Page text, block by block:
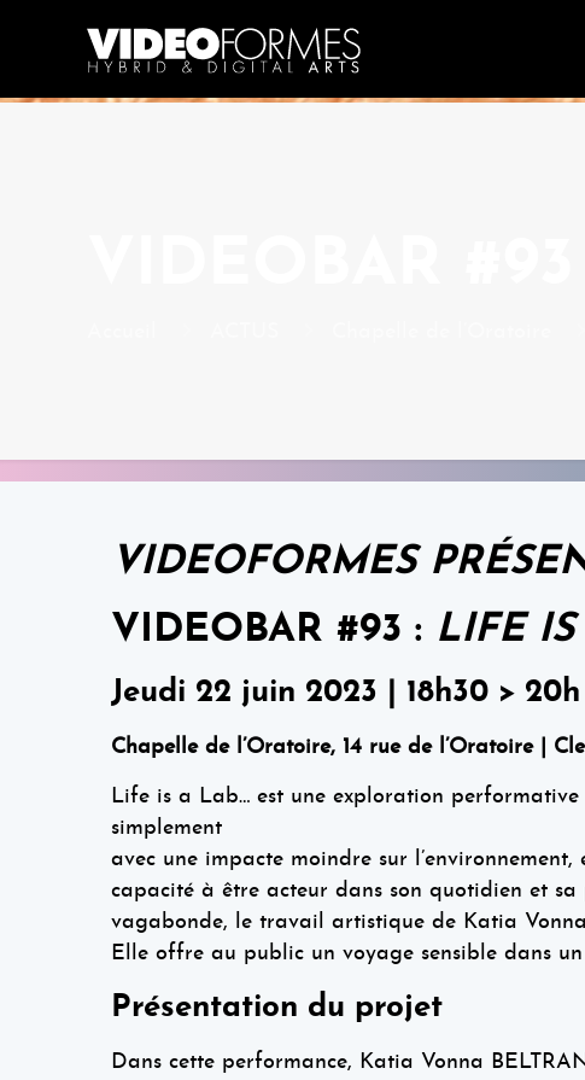
VIDEOFORMES
VIDEOBAR #93 : LIFE
Jeudi 22 juin 2023 | 18h30 > 20h
Chapelle de l’Oratoire, 14 rue de l’Oratoire |
Life is a Lab… est une exploration performative
simplement
avec une impacte moindre sur
capacité à être acteur dans son quotidien et sa
vagabonde, le travail artistique de Katia
Elle offre au public un voyage sensible dans
Présentation du projet
Dans cette performance, Katia Vonna